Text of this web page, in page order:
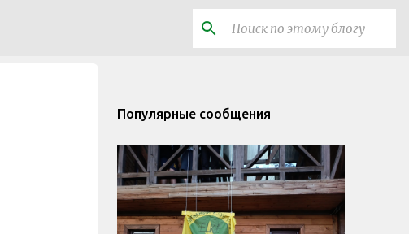
Популярные сообщения